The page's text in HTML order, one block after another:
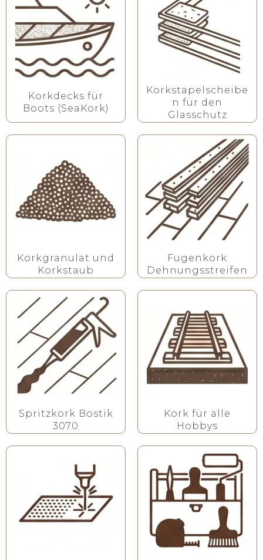
Korkdecks für
Boots (SeaKork)
Korkstapelscheibe
n für den
Glasschutz
Korkgranulat und
Korkstaub
Fugenkork
Dehnungsstreifen
Spritzkork Bostik
3070
Kork für alle
Hobbys